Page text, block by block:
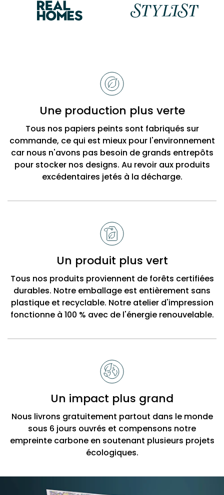
BobbiUne production plus verte
Tous nos papiers peints sont fabriqués sur
commande, ce qui est mieux pour l'environnement
car nous n'avons pas besoin de grands entrepôts
pour stocker nos designs. Au revoir aux produits
excédentaires jetés à la décharge.
Un produit plus vert
Tous nos produits proviennent de forêts certifiées
durables. Notre emballage est entièrement sans
plastique et recyclable. Notre atelier d'impression
fonctionne à 100 % avec de l'énergie renouvelable.
Un impact plus grand
Nous livrons gratuitement partout dans le monde
sous 6 jours ouvrés et compensons notre
empreinte carbone en soutenant plusieurs projets
écologiques.